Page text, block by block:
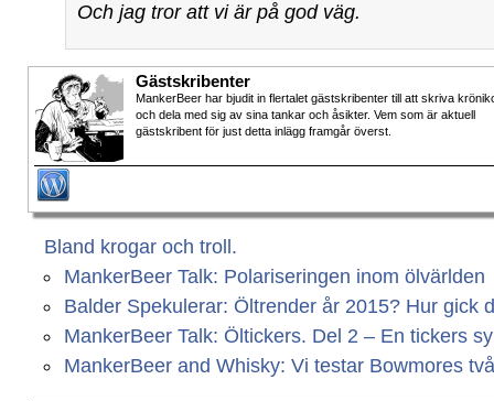
Och jag tror att vi är på god väg.
Gästskribenter
MankerBeer har bjudit in flertalet gästskribenter till att skriva
och dela med sig av sina tankar och åsikter. Vem som är aktuell
gästskribent för just detta inlägg framgår överst.
Bland krogar och troll.
MankerBeer Talk: Polariseringen inom ölvärlden
Balder Spekulerar: Öltrender år 2015? Hur gick
MankerBeer Talk: Öltickers. Del 2 – En tickers
MankerBeer and Whisky: Vi testar Bowmores